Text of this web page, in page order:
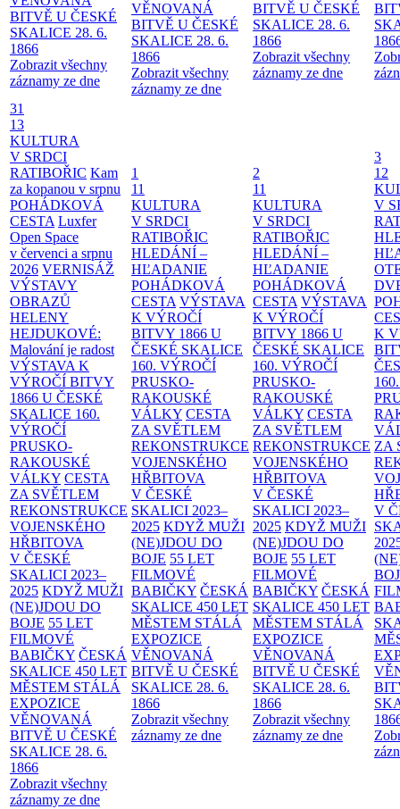
BITVĚ U ČESKÉ
SKALICE 28. 6.
1866
Zobrazit všechny
záznamy ze dne
VĚNOVANÁ
BITVĚ U ČESKÉ
SKALICE 28. 6.
1866
Zobrazit všechny
záznamy ze dne
BITVĚ U ČESKÉ
SKALICE 28. 6.
1866
Zobrazit všechny
záznamy ze dne
31
13
KULTURA
V SRDCI
RATIBOŘIC Kam
za kopanou v srpnu
POHÁDKOVÁ
CESTA Luxfer
Open Space
v červenci a srpnu
2026 VERNISÁŽ
VÝSTAVY
OBRAZŮ
HELENY
HEJDUKOVÉ:
Malování je radost
VÝSTAVA K
VÝROČÍ BITVY
1866 U ČESKÉ
SKALICE 160.
VÝROČÍ
PRUSKO-
RAKOUSKÉ
VÁLKY CESTA
ZA SVĚTLEM
REKONSTRUKCE
VOJENSKÉHO
HŘBITOVA
V ČESKÉ
SKALICI 2023–
2025 KDYŽ MUŽI
(NE)JDOU DO
BOJE 55 LET
FILMOVÉ
BABIČKY ČESKÁ
SKALICE 450 LET
MĚSTEM STÁLÁ
EXPOZICE
VĚNOVANÁ
BITVĚ U ČESKÉ
SKALICE 28. 6.
1866
Zobrazit všechny
záznamy ze dne
1
11
KULTURA
V SRDCI
RATIBOŘIC
HLEDÁNÍ –
HĽADANIE
POHÁDKOVÁ
CESTA VÝSTAVA
K VÝROČÍ
BITVY 1866 U
ČESKÉ SKALICE
160. VÝROČÍ
PRUSKO-
RAKOUSKÉ
VÁLKY CESTA
ZA SVĚTLEM
REKONSTRUKCE
VOJENSKÉHO
HŘBITOVA
V ČESKÉ
SKALICI 2023–
2025 KDYŽ MUŽI
(NE)JDOU DO
BOJE 55 LET
FILMOVÉ
BABIČKY ČESKÁ
SKALICE 450 LET
MĚSTEM STÁLÁ
EXPOZICE
VĚNOVANÁ
BITVĚ U ČESKÉ
SKALICE 28. 6.
1866
Zobrazit všechny
záznamy ze dne
2
11
KULTURA
V SRDCI
RATIBOŘIC
HLEDÁNÍ –
HĽADANIE
POHÁDKOVÁ
CESTA VÝSTAVA
K VÝROČÍ
BITVY 1866 U
ČESKÉ SKALICE
160. VÝROČÍ
PRUSKO-
RAKOUSKÉ
VÁLKY CESTA
ZA SVĚTLEM
REKONSTRUKCE
VOJENSKÉHO
HŘBITOVA
V ČESKÉ
SKALICI 2023–
2025 KDYŽ MUŽI
(NE)JDOU DO
BOJE 55 LET
FILMOVÉ
BABIČKY ČESKÁ
SKALICE 450 LET
MĚSTEM STÁLÁ
EXPOZICE
VĚNOVANÁ
BITVĚ U ČESKÉ
SKALICE 28. 6.
1866
Zobrazit všechny
záznamy ze dne
3
12
V
K
ZA
V